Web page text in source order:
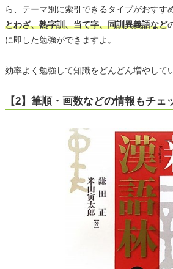
ら、テーマ別に索引できるタイプがおすす
とわざ、熟字訓、当て字、同訓異義語など
に即した勉強ができますよ。
効率よく勉強して知識をどんどん増やして
【2】筆順・画数などの情報もチェ